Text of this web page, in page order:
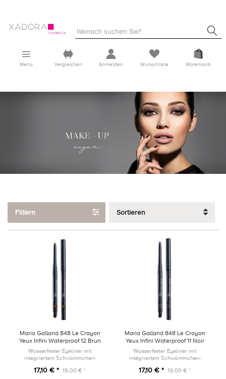
Menü Vergleichen Anmelden Wunschliste Warenkorb
Filtern Sortieren
Maria Galland 848 Le Crayon
Yeux Infini Waterproof 12 Brun
Ambré
Wasserfester Eyeliner mit
integriertem Schwämmchen-
17,10 € * 19,00 € *
Maria Galland 848 Le Crayon
Yeux Infini Waterproof 11 Noir
Wasserfester Eyeliner mit
integriertem Schwämmchen-
17,10 € * 19,00 € *